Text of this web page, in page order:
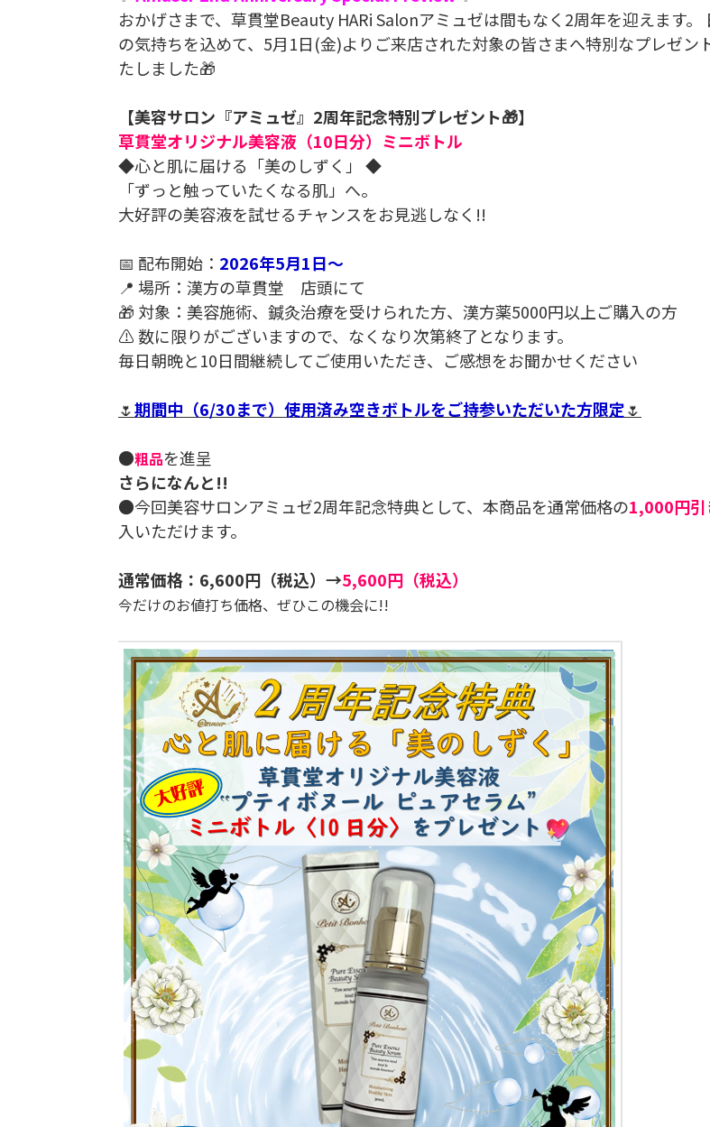
おかげさまで、草貫堂Beauty HARi Salonアミュゼは間もなく2周年を迎えます。
の気持ちを込めて、5月1日(金)よりご来店された対象の皆さまへ特別なプレゼン
たしました🎁
【美容サロン『アミュゼ』2周年記念特別プレゼント🎁】
草貫堂オリジナル美容液（10日分）ミニボトル
◆心と肌に届ける「美のしずく」 ◆
「ずっと触っていたくなる肌」へ。
大好評の美容液を試せるチャンスをお見逃しなく!!
📅 配布開始： 2026年5月1日〜
📍 場所：漢方の草貫堂 店頭にて
🎁 対象：美容施術、鍼灸治療を受けられた方、漢方薬5000円以上ご購入の方
⚠️ 数に限りがございますので、なくなり次第終了となります。
毎日朝晩と10日間継続してご使用いただき、ご感想をお聞かせください
🌷期間中（6/30まで）使用済み空きボトルをご持参いただいた方限定🌷
●粗品を進呈
さらになんと!!
●今回美容サロンアミュゼ2周年記念特典として、本商品を通常価格の1,000円引
入いただけます。
通常価格：6,600円（税込）→5,600円（税込）
今だけのお値打ち価格、ぜひこの機会に!!